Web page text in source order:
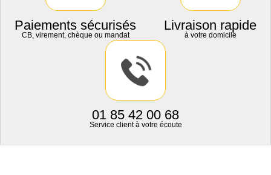
Paiements sécurisés
CB, virement, chèque ou mandat
Livraison rapide
à votre domicile
01 85 42 00 68
Service client à votre écoute